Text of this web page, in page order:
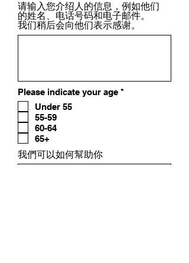
请输入您介绍人的信息，例如他们
的姓名、电话号码和电子邮件。
我们稍后会向他们表示感谢。
Please indicate your age *必
Under 55
55-59
60-64
65+
我們可以如何幫助你